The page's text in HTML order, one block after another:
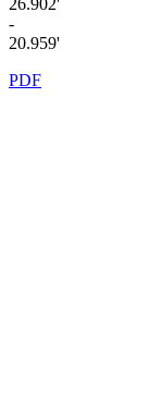
-
20.959'
PDF